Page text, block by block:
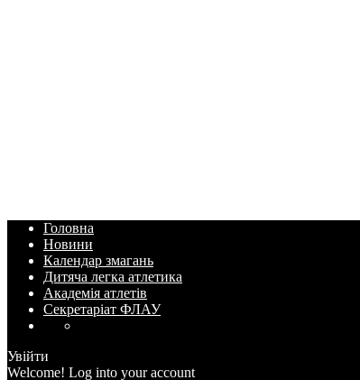
Головна
Новини
Календар змагань
Дитяча легка атлетика
Академія атлетів
Секретаріат ФЛАУ
Увійти
Welcome! Log into your account